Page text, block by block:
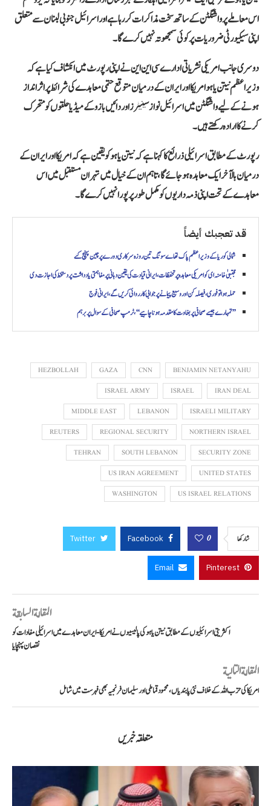
اس معاملے پر واشنگٹن کے ساتھ سخت مذاکرات کر رہا ہے اور اسرائیل جنوبی لبنان سے متعلق
اپنی سیکیورٹی ضروریات پر کوئی سمجھوتہ نہیں کرے گا۔
دوسری جانب امریکی نشریاتی ادارے سی این این نے اپنی رپورٹ میں انکشاف کیا ہے کہ
وزیراعظم نیتن یاہو امریکا اور ایران کے درمیان متوقع حتمی معاہدے کی شرائط پر اثر انداز
ہونے کے لیے واشنگٹن میں اسرائیل نواز سینیٹرز اور دائیں بازو کے میڈیا حلقوں کو متحرک
کرنے کا ارادہ رکھتے ہیں۔
رپورٹ کے مطابق اسرائیلی ذرائع کا کہنا ہے کہ نیتن یاہو کو یقین ہے کہ امریکا اور ایران کے
درمیان بالآخر ایک معاہدہ ہو جائے گا، تاہم ان کے خیال میں تہران مستقبل میں اس
معاہدے کے تحت اپنی ذمہ داریوں کو مکمل طور پر پورا نہیں کرے گا۔
قد تعجبك أيضاً
شمالی کوریا کے وزیراعظم پاک تھاے سونگ تین روزہ سرکاری دورے پر چین پہنچ گئے
مجتبیٰ خامنہ ای کو امریکی معاہدہ پر تحفظات، ایرانی قیادت کی یقین دہانی پر مفاہمتی یادداشت پر دستخط کی اجازت دی
حملہ ہوا تو فوری، فیصلہ کن اور وسیع پیمانے پر جوابی کارروائی کریں گے، ایرانی فوج
’’تمہارے جیسے صحافی پر بغاوت کا مقدمہ ہونا چاہیے‘‘، ٹرمپ صحافی کے سوال پر برہم
BENJAMIN NETANYAHU
CNN
GAZA
HEZBOLLAH
IRAN DEAL
ISRAEL
ISRAEL ARMY
ISRAELI MILITARY
LEBANON
MIDDLE EAST
NORTHERN ISRAEL
REGIONAL SECURITY
REUTERS
SECURITY ZONE
SOUTH LEBANON
TEHRAN
UNITED STATES
US IRAN AGREEMENT
US ISRAEL RELATIONS
WASHINGTON
شاركها 0
Facebook
Twitter
Pinterest
Email
المقالة السابقة
اکثریتی اسرائیلیوں کے مطابق نیتن یاہو کی پالیسیوں نے امریکا-ایران معاہدے میں اسرائیلی مفادات کو
نقصان پہنچایا
المقالة التالية
امریکا کی حزب اللہ کے خلاف نئی پابندیاں، محمود قماطی اور سلیمان فرنجیہ بھی فہرست میں شامل
متعلقہ خبریں